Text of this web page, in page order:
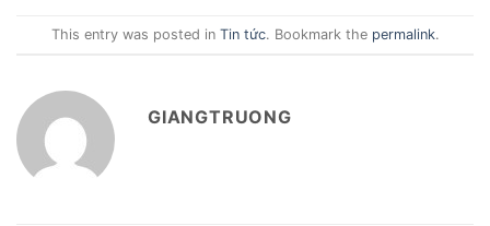
This entry was posted in Tin tức. Bookmark the permalink.
GIANGTRUONG